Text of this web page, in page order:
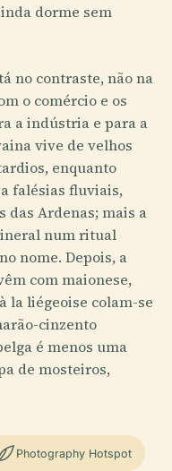
dorme sem
no contraste, não na
o comércio e os
a indústria e para a
vive de velhos
enquanto
falésias fluviais,
das Ardenas; mais a
num ritual
nome. Depois, a
com maionese,
la liégeoise colam-se
cinzento
é menos uma
de mosteiros,
Photography Hotspot